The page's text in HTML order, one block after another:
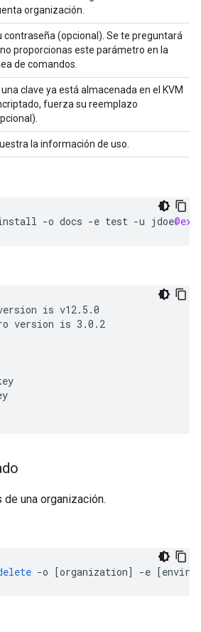
organización.
contraseña (opcional). Se te preguntará
proporcionas este parámetro en la
de comandos.
una clave ya está almacenada en el KVM
fuerza su reemplazo
la información de uso.
-o docs -e test -u jdoe
is v12.5.0
version is 3.0.2
una organización.
-o [organization] -e [